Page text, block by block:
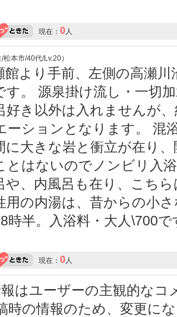
現在： 0人
本市/40代/Lv.20）
館より手前、左側の高瀬
す。 源泉掛け流し・一切
好き以外は入れませんが
ーションとなります。 混
に大きな岩と衝立が在り
とはないのでノンビリ入
や、内風呂も在り、こち
用の内湯は、昔からの小
時半。入浴料・大人\700
現在： 0人
はユーザーの主観的なコ
時の情報のため、変更に